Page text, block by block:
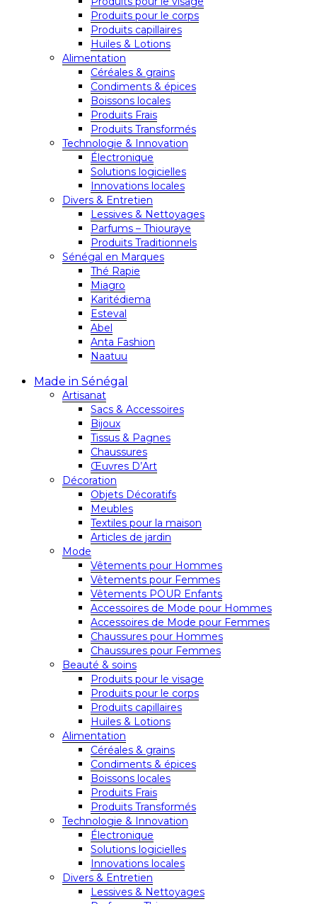
Produits pour le corps
Produits capillaires
Huiles & Lotions
Alimentation
Céréales & grains
Condiments & épices
Boissons locales
Produits Frais
Produits Transformés
Technologie & Innovation
Électronique
Solutions logicielles
Innovations locales
Divers & Entretien
Lessives & Nettoyages
Parfums – Thiouraye
Produits Traditionnels
Sénégal en Marques
Thé Rapie
Miagro
Karitédiema
Esteval
Abel
Anta Fashion
Naatuu
Made in Sénégal
Artisanat
Sacs & Accessoires
Bijoux
Tissus & Pagnes
Chaussures
Œuvres D’Art
Décoration
Objets Décoratifs
Meubles
Textiles pour la maison
Articles de jardin
Mode
Vêtements pour Hommes
Vêtements pour Femmes
Vêtements POUR Enfants
Accessoires de Mode pour Hommes
Accessoires de Mode pour Femmes
Chaussures pour Hommes
Chaussures pour Femmes
Beauté & soins
Produits pour le visage
Produits pour le corps
Produits capillaires
Huiles & Lotions
Alimentation
Céréales & grains
Condiments & épices
Boissons locales
Produits Frais
Produits Transformés
Technologie & Innovation
Électronique
Solutions logicielles
Innovations locales
Divers & Entretien
Lessives & Nettoyages